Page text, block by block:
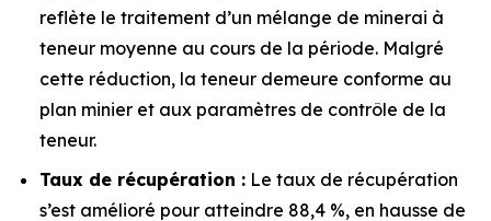
reflète le traitement d’un mélange de minerai à
teneur moyenne au cours de la période. Malgré
cette réduction, la teneur demeure conforme au
plan minier et aux paramètres de contrôle de la
teneur.
Taux de récupération : Le taux de récupération
s’est amélioré pour atteindre 88,4 %, en hausse de